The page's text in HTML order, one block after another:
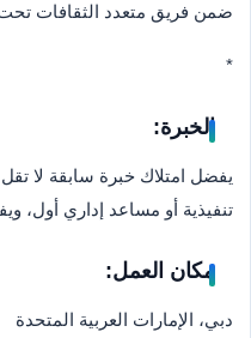
ضمن فريق متعدد الثقافات
*
الخبرة:
يفضل امتلاك خبرة سابقة لا
تنفيذية أو مساعد إداري أول،
مكان العمل:
دبي، الإمارات العربية المتحدة